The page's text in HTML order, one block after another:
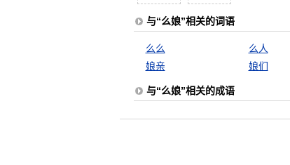
与“么娘”相关的词语
么么 么人
娘亲
娘们
与“么娘”相关的成语